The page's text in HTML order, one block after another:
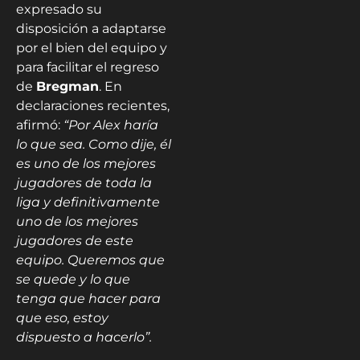
expresado su
disposición a adaptarse
por el bien del equipo y
para facilitar el regreso
de Bregman. En
declaraciones recientes,
afirmó: “Por Alex haría
lo que sea. Como dije, él
es uno de los mejores
jugadores de toda la
liga y definitivamente
uno de los mejores
jugadores de este
equipo. Queremos que
se quede y lo que
tenga que hacer para
que eso, estoy
dispuesto a hacerlo”.